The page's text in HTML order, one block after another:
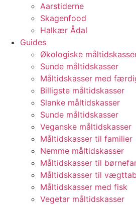
Aarstiderne
Skagenfood
Halkær Ådal
Guides
Økologiske
Sunde måltidskasser
Måltidskasser med
Billigste måltidskasser
Slanke måltidskasser
Sunde måltidskasser
Veganske måltidskasser
Måltidskasser til familier
Nemme måltidskasser
Måltidskasser til
Måltidskasser til vægttab
Måltidskasser med fisk
Vegetar måltidskasser